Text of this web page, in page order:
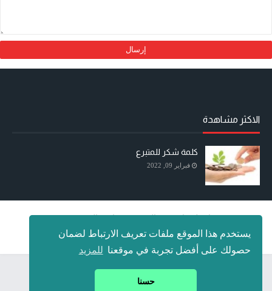
يستخدم هذا الموقع ملفات تعريف الارتباط لضمان
حصولك على أفضل تجربة في موقعنا للمزيد
حسنا
الاكثر مشاهدة
كلمة شكر للمتبرع
فبراير 09, 2022
جميع الحقوق محفوظةالرياضيات للجميع Mathématiques pour tous